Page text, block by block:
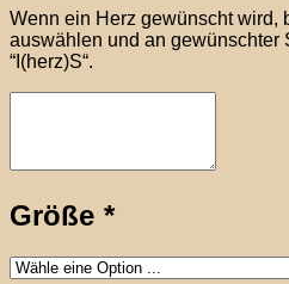
Wenn ein Herz gewünscht wird,
auswählen und an gewünschter
“I(herz)S“.
Größe *